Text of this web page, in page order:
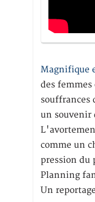
Magnifique
des femmes
souffrances
un souvenir
comme un
pression du
Planning
Un